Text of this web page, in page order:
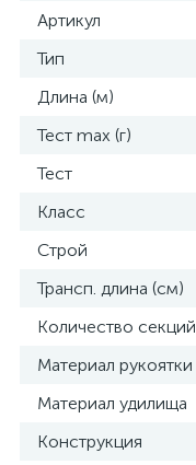
Артикул
Тип
Длина (м)
Тест max (г)
Тест
Класс
Строй
Трансп. длина (см)
Количество секций
Материал рукоятки
Материал удилища
Конструкция